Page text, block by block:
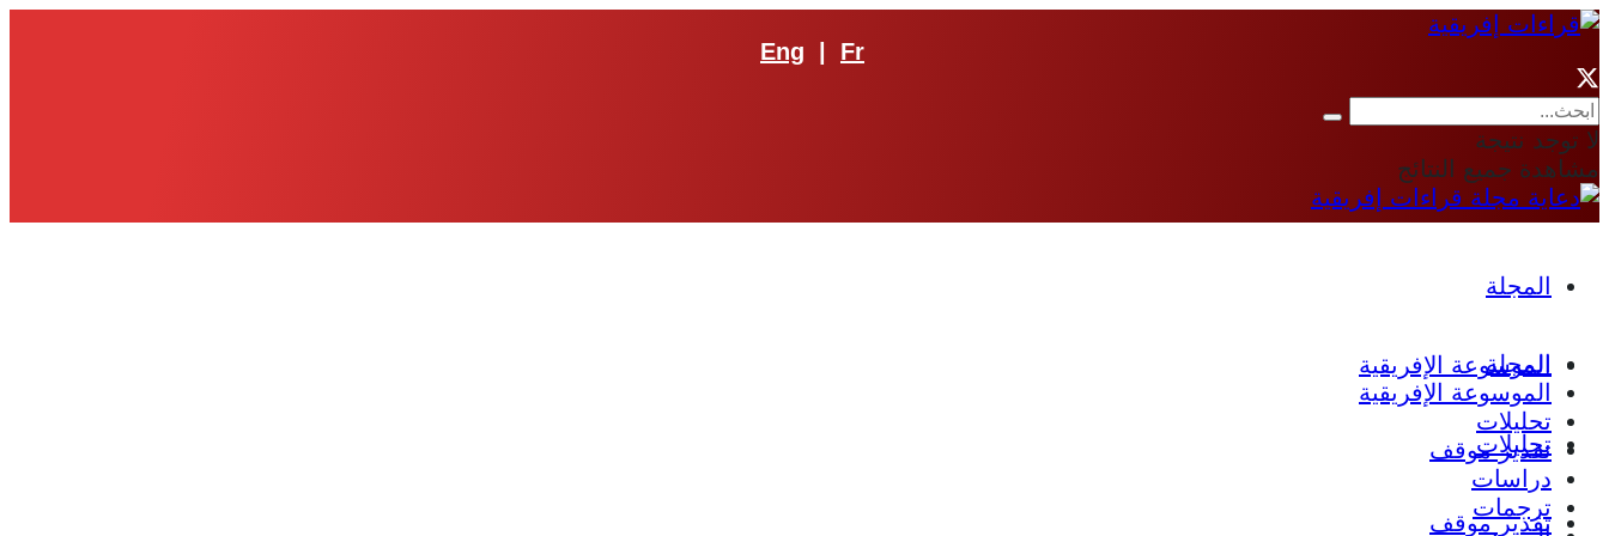
Eng Fr
لا توجد نتيجة
مشاهدة جميع النتائج
المجلة
الموسوعة الإفريقية
تحليلات
تقدير موقف
المجلة
الموسوعة الإفريقية
تحليلات
تقدير موقف
دراسات
ترجمات